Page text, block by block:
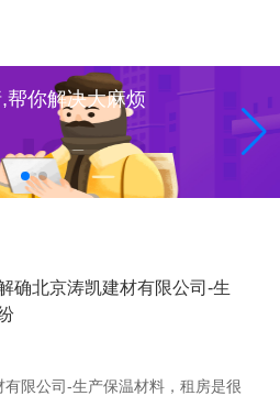
帮你解决大麻烦
确北京涛凯建材有限公司-生
限公司-生产保温材料，租房是很